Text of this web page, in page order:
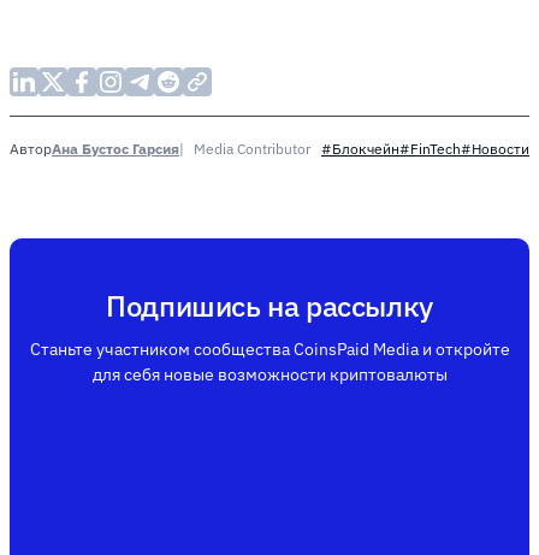
АвторАна Бустос Гарсия Media Contributor #Блокчейн#FinTech#Новости
Подпишись на рассылку
Станьте участником сообщества CoinsPaid Media и откройте
для себя новые возможности криптовалюты